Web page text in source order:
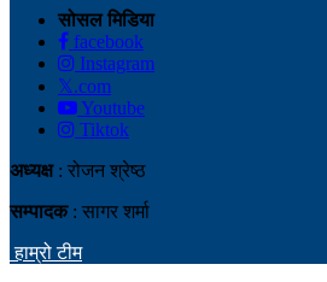
सोसल मिडिया
facebook
Instagram
𝕏.com
Youtube
Tiktok
अध्यक्ष: रोजन श्रेष्ठ
सम्पादक: सागर शर्मा
हाम्रो टीम